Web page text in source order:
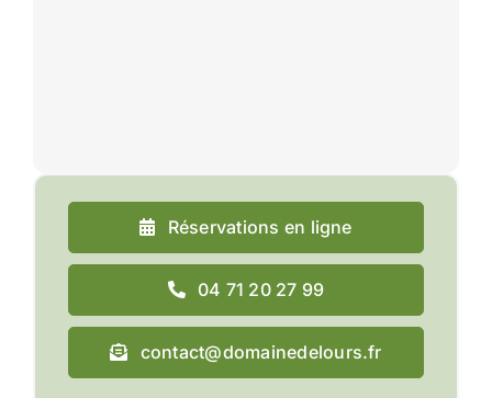
Réservations en ligne
04 71 20 27 99
contact@domainedelours.fr